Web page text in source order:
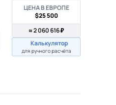
ЦЕНА В ЕВРОПЕ
$25 500
≈ 2 060 616 ₽
Калькулятор
для ручного расчёта